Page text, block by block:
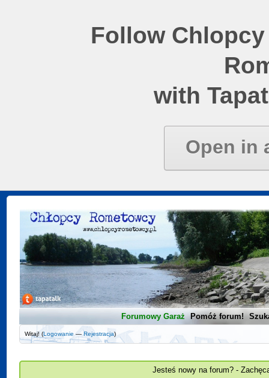
Follow
with
Open in
Forumowy Garaż Pomóż forum!
Witaj! (Logowanie —Rejestracja)
Jesteś nowy na forum? -